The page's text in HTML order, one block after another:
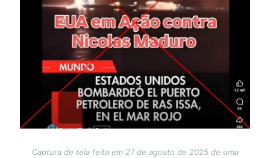
Captura de tela feita em 27 de agosto de 2025 de uma